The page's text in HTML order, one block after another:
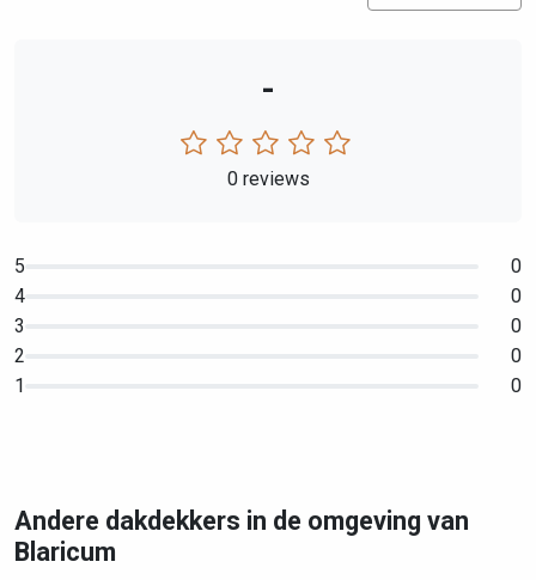
-
0 reviews
5
0
4
0
3
0
2
0
1
0
Andere dakdekkers in de omgeving van
Blaricum